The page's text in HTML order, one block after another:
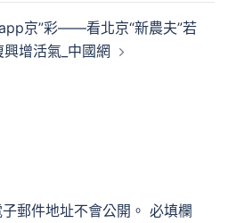
京”彩——看北京“新農夫”若
增活氣_中國網
郵件地址不會公開。 必填欄